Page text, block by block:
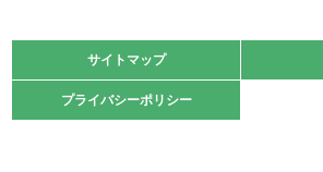
緑ケ丘体育館
2021.10.23
卓球選手権大会ラージボールの部開催☆
サイトマップ
プライバシーポリシー
サイトマップ
プライバシーポリシー